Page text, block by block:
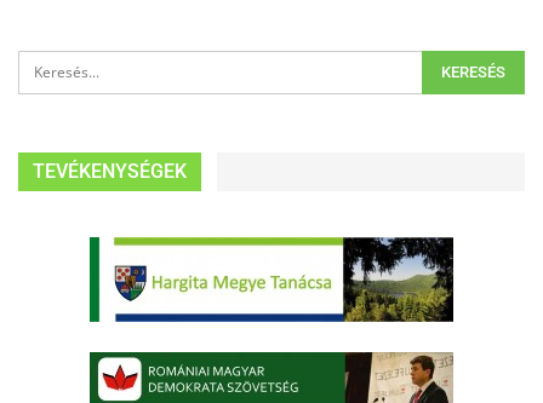
TEVÉKENYSÉGEK